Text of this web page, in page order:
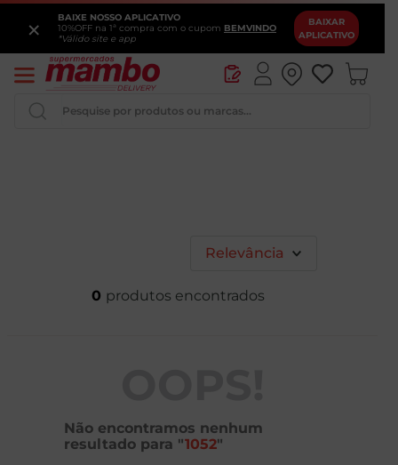
BAIXE NOSSO APLICATIVO
10%OFF na 1ª compra com o cupom BEMVINDO
*Válido site e app
BAIXAR
APLICATIVO
×
Pesquise por produtos ou marcas...
Relevância
0
Não encontramos nenhum
resultado para "1052"